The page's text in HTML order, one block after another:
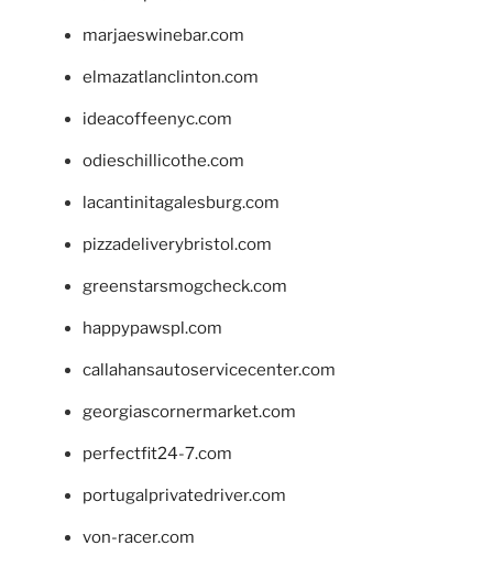
marjaeswinebar.com
elmazatlanclinton.com
ideacoffeenyc.com
odieschillicothe.com
lacantinitagalesburg.com
pizzadeliverybristol.com
greenstarsmogcheck.com
happypawspl.com
callahansautoservicecenter.com
georgiascornermarket.com
perfectfit24-7.com
portugalprivatedriver.com
von-racer.com